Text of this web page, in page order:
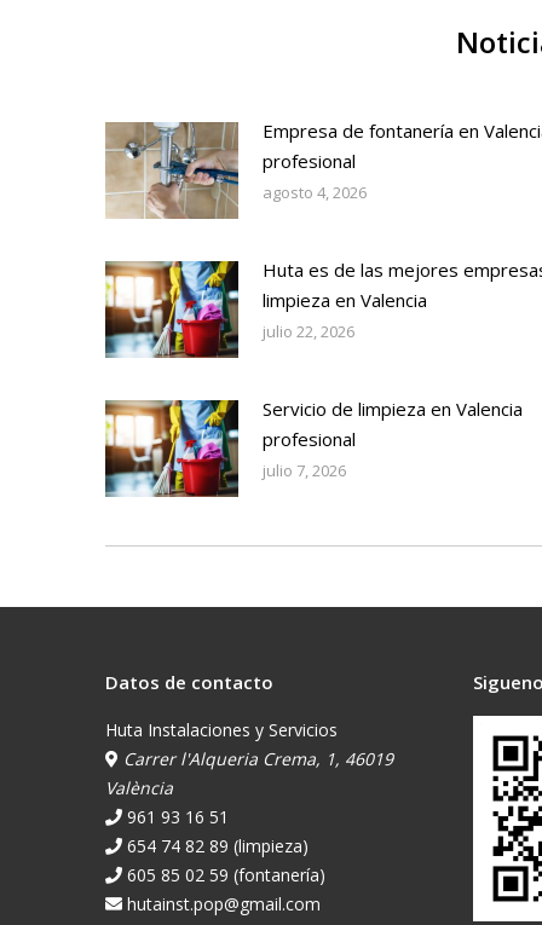
Empresa de fontanería en
profesional
agosto 4, 2026
Huta es de las mejores
limpieza en Valencia
julio 22, 2026
Servicio de limpieza en Valencia
profesional
julio 7, 2026
Datos de contacto
Huta Instalaciones y Servicios
Carrer l'Alqueria Crema, 1, 46019
València
961 93 16 51
654 74 82 89 (limpieza)
605 85 02 59 (fontanería)
hutainst.pop@gmail.com